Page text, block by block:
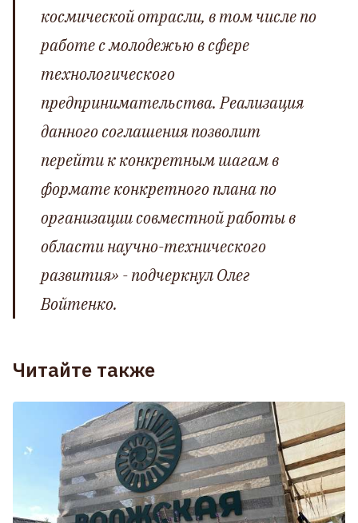
космической отрасли, в том числе по
работе с молодежью в сфере
технологического
предпринимательства. Реализация
данного соглашения позволит
перейти к конкретным шагам в
формате конкретного плана по
организации совместной работы в
области научно-технического
развития» -подчеркнул Олег
Войтенко.
Читайте также